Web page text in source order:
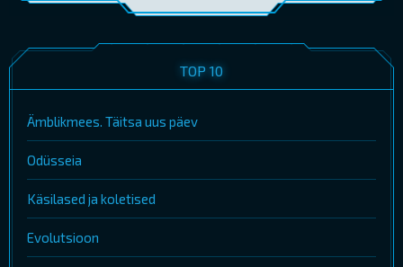
TOP 10
Ämblikmees. Täitsa uus päev
Odüsseia
Käsilased ja koletised
Evolutsioon